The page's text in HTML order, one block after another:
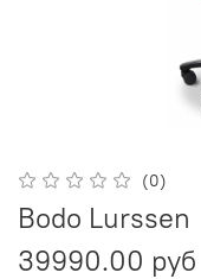
(0)
Bodo Lurssen
39990.00 руб